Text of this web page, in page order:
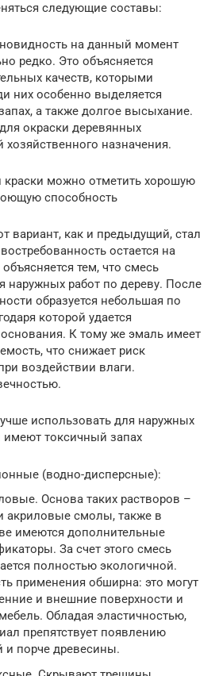
следующие составы:
на данный момент
редко. Это объясняется
качеств, которыми
них особенно выделяется
а также долгое высыхание.
окраски деревянных
назначения.
можно отметить хорошую
способность
вариант, как и предыдущий, стал
остается на
тем, что смесь
наружных работ по дереву. После
образуется небольшая по
которой удается
основания. К тому же эмаль имеет
что снижает риск
воздействии влаги.
использовать для наружных
имеют токсичный запах
(водно-дисперсные):
Основа таких растворов –
акриловые смолы, также в
имеются дополнительные
За счет этого смесь
полностью экологичной.
применения обширна: это могут
и внешние поверхности и
Обладая эластичностью,
препятствует появлению
и порче древесины.